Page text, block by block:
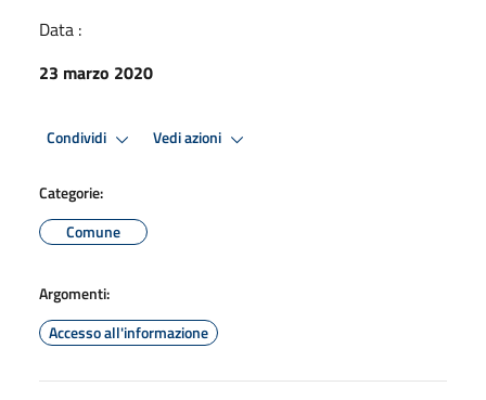
Data :
23 marzo 2020
Condividi Vedi azioni
Categorie:
Comune
Argomenti:
Accesso all'informazione